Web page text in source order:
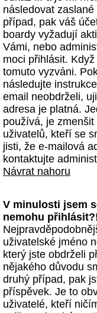
následovat
případ, pak váš
boardy vyžadují
Vámi, nebo
moci přihlásit.
tomuto vyzváni.
následujte
email neobdrželi,
adresa je platná.
používá, je
uživatelů, kteří se
jisti, že e-mailová
kontaktujte
Návrat nahoru
V minulosti jsem
nemohu
uživatelské jméno
který jste obdrželi
nějakého důvodu
druhý případ, pak
příspěvek. Je to
uživatelé, kteří